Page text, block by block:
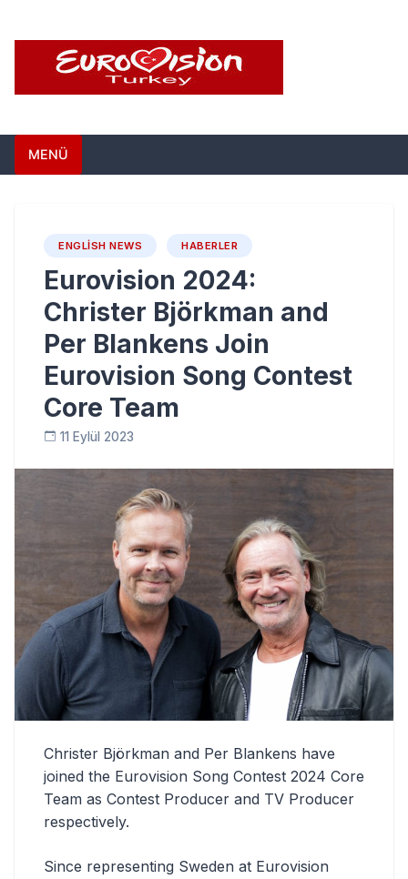
Eurovision Türkiye –
Türkiye'nin Eurovision
MENÜ
ENGLISH NEWS HABERLER
Eurovision 2024:
Christer Björkman and
Per Blankens Join
Eurovision Song Contest
Core Team
11 Eylül 2023
Christer Björkman and Per Blankens have
joined the Eurovision Song Contest 2024 Core
Team as Contest Producer and TV Producer
respectively.
Since representing Sweden at Eurovision